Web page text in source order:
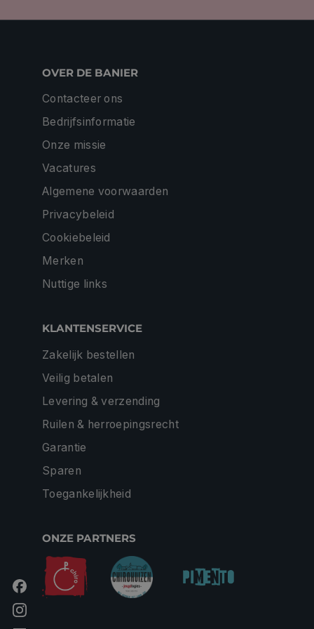
OVER DE BANIER
Contacteer ons
Bedrijfsinformatie
Onze missie
Vacatures
Algemene voorwaarden
Privacybeleid
Cookiebeleid
Merken
Nuttige links
KLANTENSERVICE
Zakelijk bestellen
Veilig betalen
Levering & verzending
Ruilen & herroepingsrecht
Garantie
Sparen
Toegankelijkheid
ONZE PARTNERS